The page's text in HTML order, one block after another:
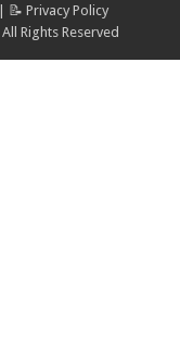
📝 Privacy Policy
Rights Reserved